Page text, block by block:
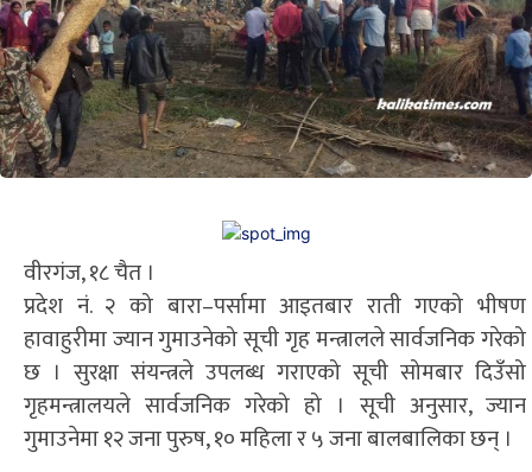
वीरगंज, १८ चैत ।
प्रदेश नं. २ को बारा–पर्सामा आइतबार राती गएको भीषण
हावाहुरीमा ज्यान गुमाउनेको सूची गृह मन्त्रालले सार्वजनिक गरेको
छ । सुरक्षा संयन्त्रले उपलब्ध गराएको सूची सोमबार दिउँसो
गृहमन्त्रालयले सार्वजनिक गरेको हो । सूची अनुसार, ज्यान
गुमाउनेमा १२ जना पुरुष, १० महिला र ५ जना बालबालिका छन् ।